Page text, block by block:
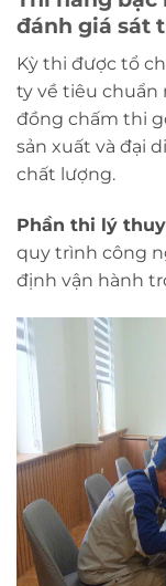
đánh giá sát
Kỳ thi được tổ
ty về tiêu chuẩn
đồng chấm thi
sản xuất và đại
chất lượng.
Phần thi lý
quy trình công
định vận hành